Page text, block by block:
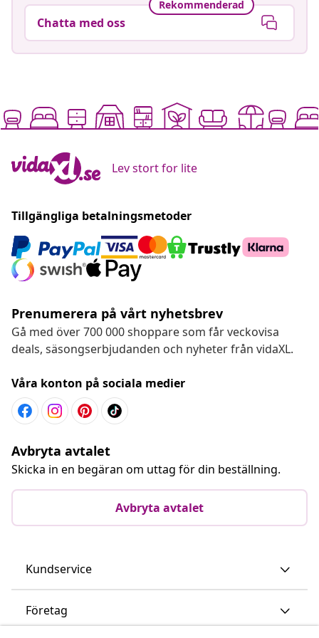
Rekommenderad
Chatta med oss
Lev stort for lite
Tillgängliga betalningsmetoder
Prenumerera på vårt nyhetsbrev
Gå med över 700 000 shoppare som får veckovisa
deals, säsongserbjudanden och nyheter från vidaXL.
Våra konton på sociala medier
Avbryta avtalet
Skicka in en begäran om uttag för din beställning.
Avbryta avtalet
Kundservice
Företag